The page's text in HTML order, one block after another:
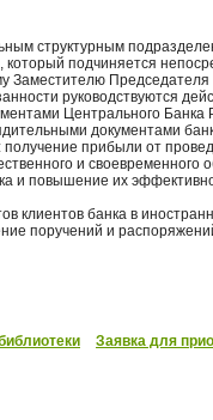
структурным
подчиняется
Заместителю Председателя
руководствуются
Центрального
документами
прибыли от
и своевременного
и повышение их
клиентов банка в
поручений и
Заявка для